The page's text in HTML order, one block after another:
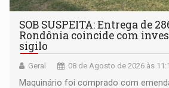
SOB SUSPEITA: Entrega de
Rondônia coincide com
sigilo
Geral 08 de Agosto de 2026 às
Maquinário foi comprado com